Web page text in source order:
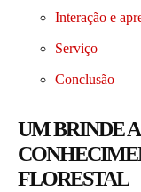
Interação e
Serviço
Conclusão
UM BRINDE
FLORESTAL